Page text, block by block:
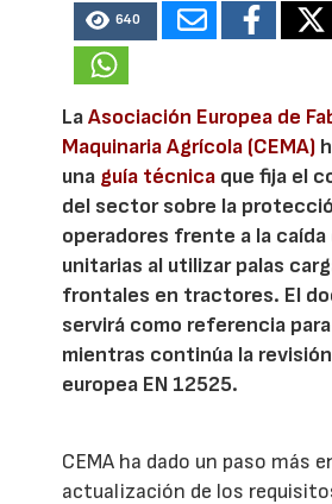
640
LaAsociación Europea de
Maquinaria Agrícola (CEMA)
una guía técnica que fija el
del sector sobre la
operadores frente a la caída
unitarias al utilizar palas
frontales en tractores. El
servirá como referencia
mientras continúa la
europea EN 12525.
CEMA ha dado un paso más
actualización de los